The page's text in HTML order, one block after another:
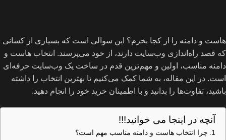
هاست و دامنه را از کجا بخرم؟ این سوالی است که بسیاری از کسانی
که قصد راه‌اندازی وب‌سایت دارند، از خود می‌پرسند. انتخاب هاست و
دامنه مناسب، اولین و مهم‌ترین قدم در ساخت یک وب‌سایت حرفه‌ای
است. در این مقاله، به شما کمک می‌کنیم تا بهترین انتخاب را داشته
باشید، تفاوت‌ها را بدانید و با اطمینان خرید خود را انجام دهید.
آنچه در اینجا می خوانید!!!
چرا انتخاب هاست و دامنه مناسب مهم است؟